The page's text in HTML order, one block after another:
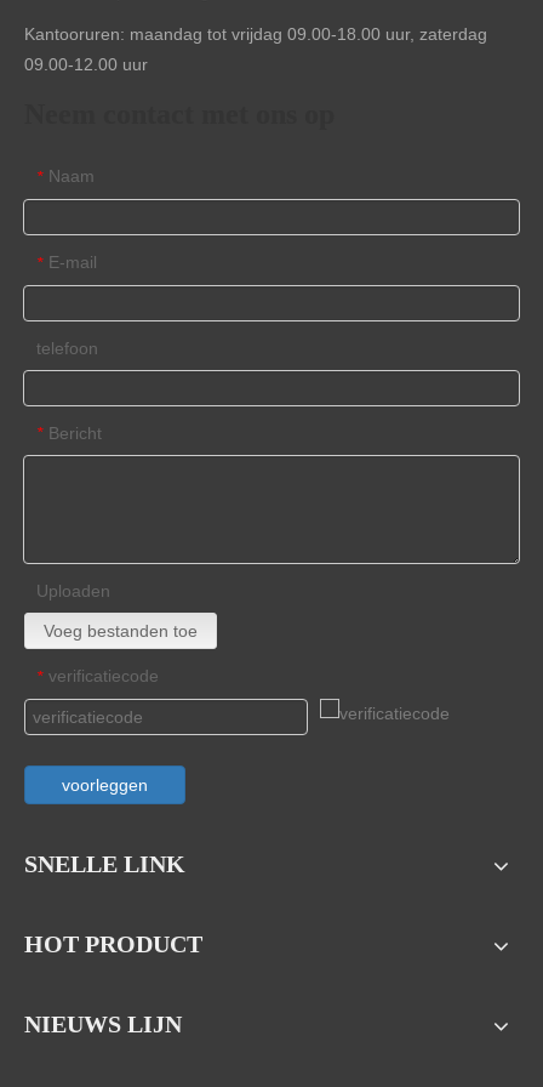
Kantooruren: maandag tot vrijdag 09.00-18.00 uur, zaterdag
09.00-12.00 uur
* Naam
* E-mail
telefoon
* Bericht
Uploaden
Voeg bestanden toe
* verificatiecode
voorleggen
SNELLE LINK
HOT PRODUCT
NIEUWS LIJN